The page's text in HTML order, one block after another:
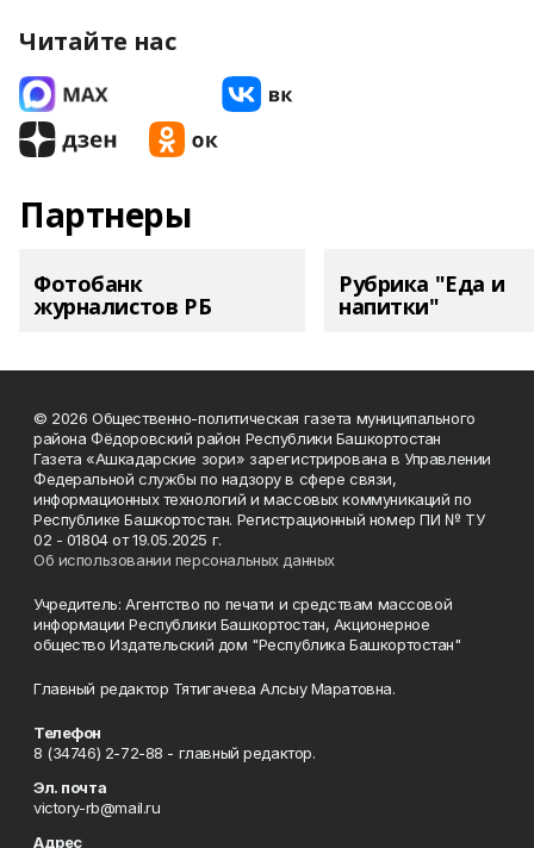
Читайте нас
Партнеры
Фотобанк
журналистов РБ
Рубрика "Еда и
напитки"
© 2026 Общественно-политическая газета муниципального
района Фёдоровский район Республики Башкортостан
Газета «Ашкадарские зори» зарегистрирована в Управлении
Федеральной службы по надзору в сфере связи,
информационных технологий и массовых коммуникаций по
Республике Башкортостан. Регистрационный номер ПИ № ТУ
02 - 01804 от 19.05.2025 г.
Об использовании персональных данных
Учредитель: Агентство по печати и средствам массовой
информации Республики Башкортостан, Акционерное
общество Издательский дом "Республика Башкортостан"
Главный редактор Тятигачева Алсыу Маратовна.
Телефон
8 (34746) 2-72-88 - главный редактор.
Эл. почта
victory-rb@mail.ru
Адрес